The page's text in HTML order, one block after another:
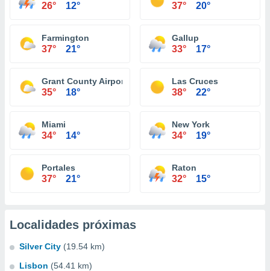
26° 12° 37° 20°
Farmington
37° 21°
Gallup
33° 17°
Grant County Airport Silver City
35° 18°
Las Cruces
38° 22°
Miami
34° 14°
New York
34° 19°
Portales
37° 21°
Raton
32° 15°
Localidades próximas
Silver City (19.54 km)
Lisbon (54.41 km)